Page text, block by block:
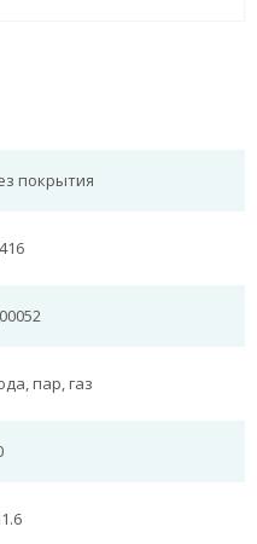
покрытия
пар, газ
1.6